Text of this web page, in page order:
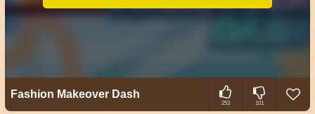
Fashion Makeover Dash
253 101